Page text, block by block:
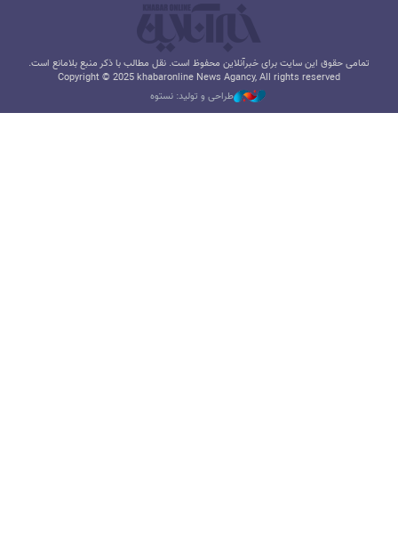
تمامی حقوق این سایت برای خبرآنلاین محفوظ است. نقل مطالب با ذکر منبع بلامانع است.
Copyright © 2025 khabaronline News Agancy, All rights reserved
طراحی و تولید: نستوه